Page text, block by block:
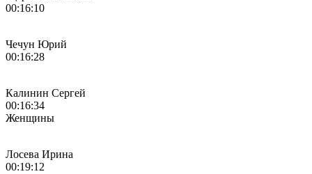
00:16:10
Чечун Юрий
00:16:28
Калинин Сергей
00:16:34
Женщины
Лосева Ирина
00:19:12